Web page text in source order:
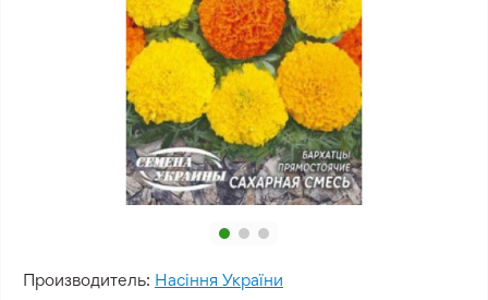
Производитель: Насіння України